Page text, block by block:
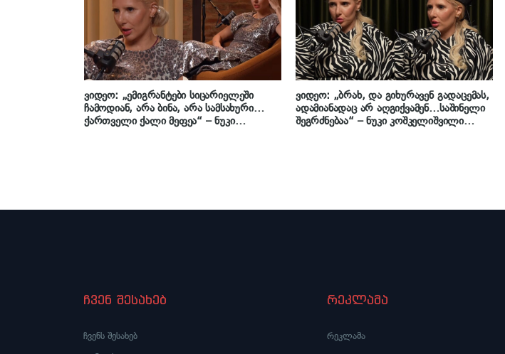
ვიდეო: „ემიგრანტები სიცარიელეში
ჩამოდიან, არა ბინა, არა სამსახური…
ქართველი ქალი მეფეა“ – ნუკი
ვიდეო: „ბრახ, და გიხურავენ გადაცემას,
ადამიანადაც არ აღგიქვამენ…საშინელი
შეგრძნებაა“ – ნუკი კოშკელიშვილი
ჩვენ შესახებ
ჩვენს შესახებ
რეკლამა
რეკლამა